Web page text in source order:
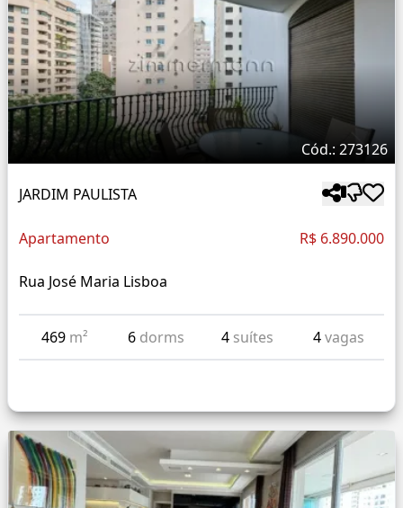
Cód.: 273126
JARDIM PAULISTA
Apartamento R$ 6.890.000
Rua José Maria Lisboa
469 m² 6 dorms 4 suítes 4vagas